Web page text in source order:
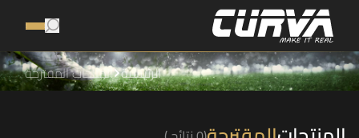
الرئيسية المنتجات المقترحة